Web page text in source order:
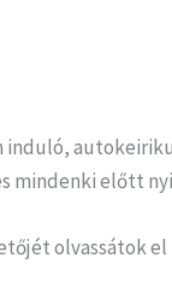
mindenki előtt
olvassátok el